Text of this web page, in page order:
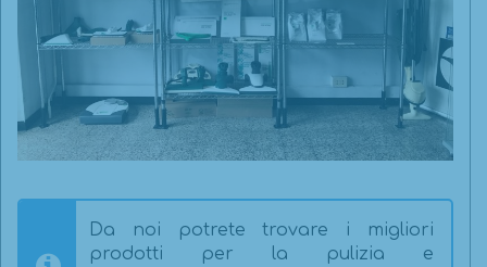
Da noi potrete trovare i migliori
prodotti per la pulizia e